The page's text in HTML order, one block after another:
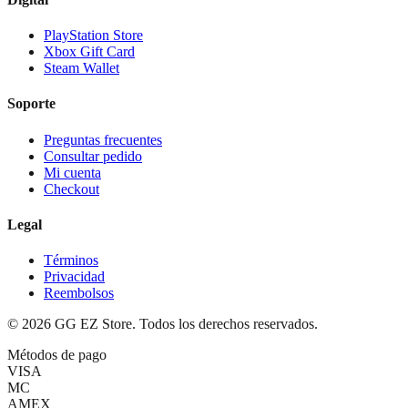
PlayStation Store
Xbox Gift Card
Steam Wallet
Soporte
Preguntas frecuentes
Consultar pedido
Mi cuenta
Checkout
Legal
Términos
Privacidad
Reembolsos
© 2026 GG EZ Store. Todos los derechos reservados.
Métodos de pago
VISA
MC
AMEX